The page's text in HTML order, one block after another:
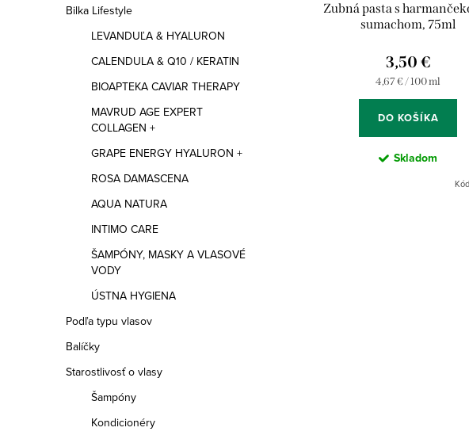
Bilka Lifestyle
LEVANDUĽA & HYALURON
CALENDULA & Q10 / KERATIN
BIOAPTEKA CAVIAR THERAPY
MAVRUD AGE EXPERT
COLLAGEN +
GRAPE ENERGY HYALURON +
ROSA DAMASCENA
AQUA NATURA
INTIMO CARE
ŠAMPÓNY, MASKY A VLASOVÉ
VODY
ÚSTNA HYGIENA
Podľa typu vlasov
Balíčky
Starostlivosť o vlasy
Šampóny
Kondicionéry
Zubná pasta s
sumachom, 75ml
3,50 €
Jednotková
cena:
4,67 € / 100 ml
DO KOŠÍKA
Skladom